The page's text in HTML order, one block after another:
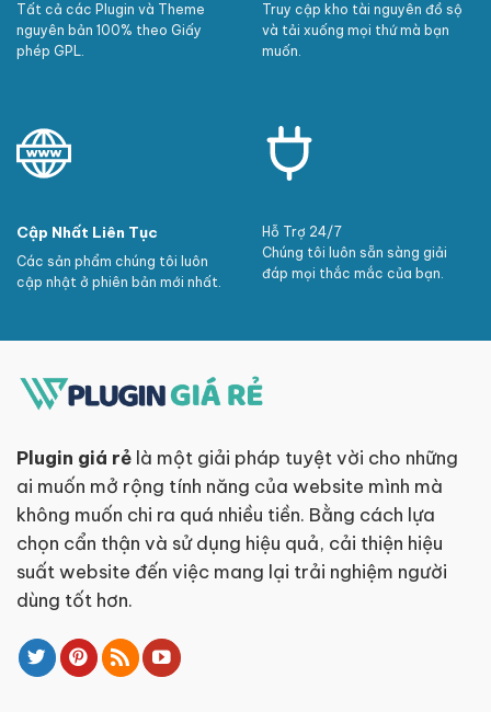
Tất cả các Plugin và Theme
nguyên bản 100% theo Giấy
phép GPL.
Truy cập kho tài nguyên đồ sộ
và tải xuống mọi thứ mà bạn
muốn.
Cập Nhất Liên Tục
Các sản phẩm chúng tôi luôn
cập nhật ở phiên bản mới nhất.
Hỗ Trợ 24/7
Chúng tôi luôn sẵn sàng giải
đáp mọi thắc mắc của bạn.
Plugin giá rẻ là một giải pháp tuyệt vời cho những
ai muốn mở rộng tính năng của website mình mà
không muốn chi ra quá nhiều tiền. Bằng cách lựa
chọn cẩn thận và sử dụng hiệu quả, cải thiện hiệu
suất website đến việc mang lại trải nghiệm người
dùng tốt hơn.